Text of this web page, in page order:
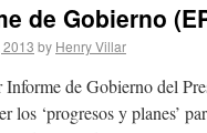
de Gobierno
by Henry Villar
Informe de Gobierno del
los ‘progresos y planes’